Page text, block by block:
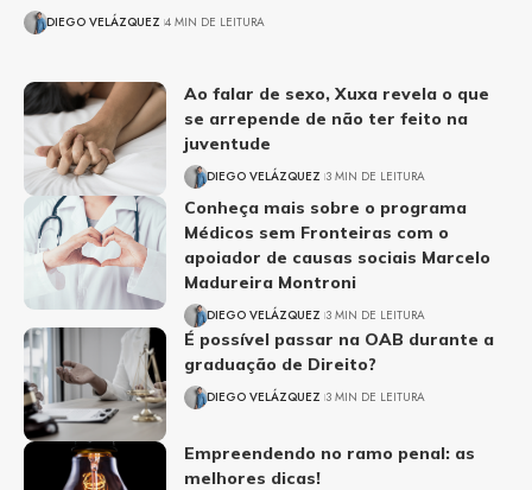
DIEGO VELÁZQUEZ 4 MIN DE LEITURA
Ao falar de sexo, Xuxa revela o que
se arrepende de não ter feito na
juventude
DIEGO VELÁZQUEZ 3 MIN DE LEITURA
Conheça mais sobre o programa
Médicos sem Fronteiras com o
apoiador de causas sociais Marcelo
Madureira Montroni
DIEGO VELÁZQUEZ 3 MIN DE LEITURA
É possível passar na OAB durante a
graduação de Direito?
DIEGO VELÁZQUEZ 3 MIN DE LEITURA
Empreendendo no ramo penal: as
melhores dicas!